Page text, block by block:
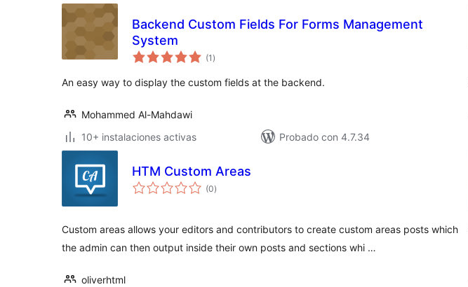
Backend Custom Fields For Forms Management
System
(1 valoraciones
en
)
An easy way to display the custom fields at the backend.
Mohammed Al-Mahdawi
10+ instalaciones activas
Probado con 4.7.34
HTM Custom Areas
(0valoraciones
en
)
Custom areas allows your editors and contributors to create custom areas posts which
the admin can then output inside their own posts and sections whi …
oliverhtml